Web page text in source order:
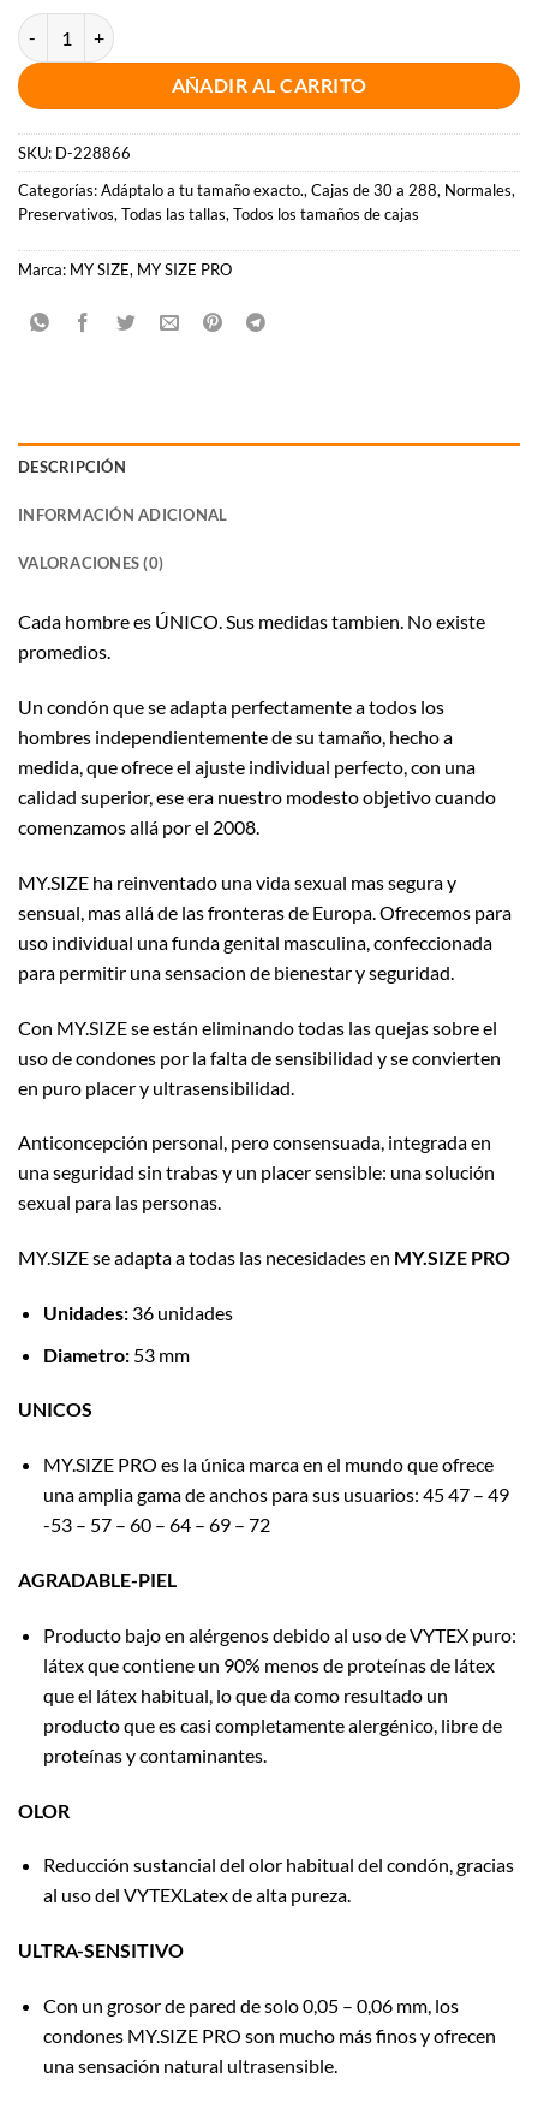
MY SIZE - PRO PRESERVATIVOS 53 MM 36 UNIDADES cantidad
AÑADIR AL CARRITO
SKU: D-228866
Categorías:Adáptalo a tu tamaño exacto.,Cajas de 30 a 288, Normales,
Preservativos,Todas las tallas,Todos los tamaños de cajas
Marca: MY SIZE, MY SIZE PRO
DESCRIPCIÓN
INFORMACIÓN ADICIONAL
VALORACIONES (0)
Cada hombre es ÚNICO. Sus medidas tambien. No existe
promedios.
Un condón que se adapta perfectamente a todos los
hombres independientemente de su tamaño, hecho a
medida, que ofrece el ajuste individual perfecto, con una
calidad superior, ese era nuestro modesto objetivo cuando
comenzamos allá por el 2008.
MY.SIZE ha reinventado una vida sexual mas segura y
sensual, mas allá de las fronteras de Europa. Ofrecemos para
uso individual una funda genital masculina, confeccionada
para permitir una sensacion de bienestar y seguridad.
Con MY.SIZE se están eliminando todas las quejas sobre el
uso de condones por la falta de sensibilidad y se convierten
en puro placer y ultrasensibilidad.
Anticoncepción personal, pero consensuada, integrada en
una seguridad sin trabas y un placer sensible: una solución
sexual para las personas.
MY.SIZE se adapta a todas las necesidades en MY.SIZE PRO
Unidades:36 unidades
Diametro:53 mm
UNICOS
MY.SIZE PRO es la única marca en el mundo que ofrece
una amplia gama de anchos para sus usuarios: 45 47 – 49
-53 – 57 – 60 – 64 – 69 – 72
AGRADABLE-PIEL
Producto bajo en alérgenos debido al uso de VYTEX puro:
látex que contiene un 90% menos de proteínas de látex
que el látex habitual, lo que da como resultado un
producto que es casi completamente alergénico, libre de
proteínas y contaminantes.
OLOR
Reducción sustancial del olor habitual del condón, gracias
al uso del VYTEXLatex de alta pureza.
ULTRA-SENSITIVO
Con un grosor de pared de solo 0,05 – 0,06 mm, los
condones MY.SIZE PRO son mucho más finos y ofrecen
una sensación natural ultrasensible.